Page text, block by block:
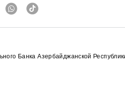
Банка Азербайджанской